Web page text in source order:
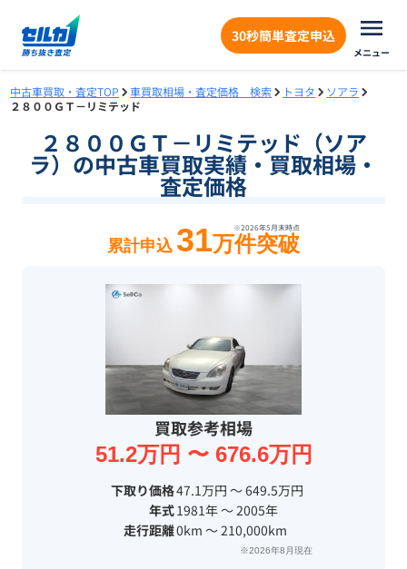
30秒簡単査定申込
メニュー
中古車買取・査定TOP 車買取相場・査定価格 検索 トヨタ
ソアラ
２８００ＧＴ－リミテッド
２８００ＧＴ－リミテッド（ソア
ラ）の中古車買取実績・買取相場・
査定価格
※2026年5月末時点
累計申込 31万件突破
買取参考相場
51.2万円 〜 676.6万円
下取り価格47.1万円 〜 649.5万円
年式1981年 〜 2005年
走行距離0km 〜 210,000km
※2026年8月現在